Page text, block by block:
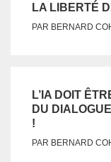
LA LIBERTÉ
PAR BERNARD
L’IA DOIT
DU
!
PAR BERNARD